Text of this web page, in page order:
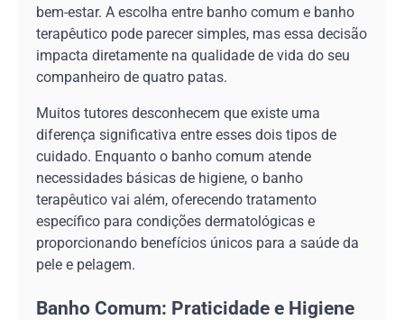
bem-estar. A escolha entre banho comum e banho
terapêutico pode parecer simples, mas essa decisão
impacta diretamente na qualidade de vida do seu
companheiro de quatro patas.
Muitos tutores desconhecem que existe uma
diferença significativa entre esses dois tipos de
cuidado. Enquanto o banho comum atende
necessidades básicas de higiene, o banho
terapêutico vai além, oferecendo tratamento
específico para condições dermatológicas e
proporcionando benefícios únicos para a saúde da
pele e pelagem.
Banho Comum: Praticidade e Higiene